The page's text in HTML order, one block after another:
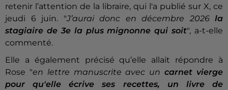
retenir l’attention de la libraire, qui l'a publié sur X, ce
jeudi 6 juin. "J’aurai donc en décembre 2026 la
stagiaire de 3e la plus mignonne qui soit", a-t-elle
commenté.
Elle a également précisé qu’elle allait répondre à
Rose "en lettre manuscrite avec uncarnet vierge
pour qu'elle écrive ses recettes, un livre de